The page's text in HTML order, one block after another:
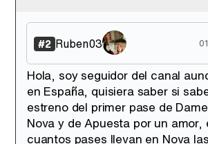
#2 Ruben03
Hola, soy seguidor del canal
en España, quisiera saber si
estreno del primer pase de
Nova y de Apuesta por un amor,
cuantos pases llevan en Nova